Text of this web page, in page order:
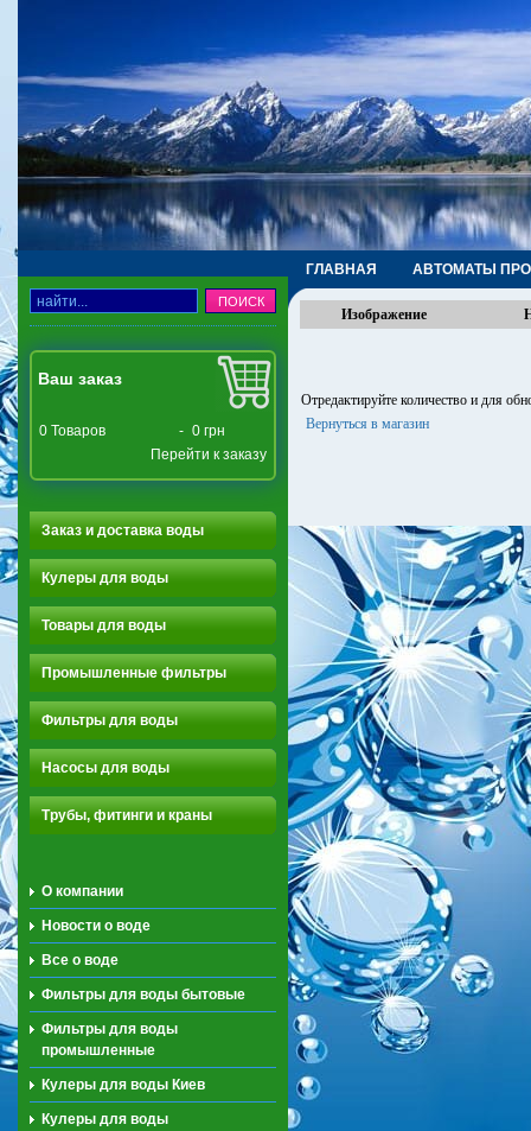
ГЛАВНАЯ АВТОМАТЫ
ТРУБЫ, ФИТИНГИ, КРАНЫ
Ваш заказ
0 Товаров - 0 грн
Перейти к заказу
Заказ и доставка воды
Кулеры для воды
Товары для воды
Промышленные фильтры
Фильтры для воды
Насосы для воды
Трубы, фитинги и краны
О компании
Новости о воде
Все о воде
Фильтры для воды бытовые
Фильтры для воды
промышленные
Кулеры для воды Киев
Кулеры для воды
Изображение
Отредактируйте количество и для
Вернуться в магазин